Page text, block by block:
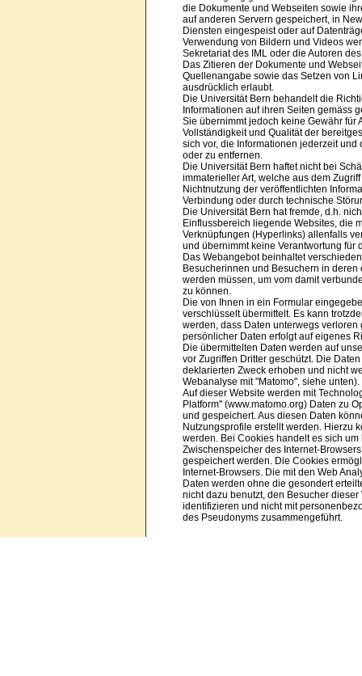
die Dokumente und Webseiten sowie
auf anderen Servern gespeichert, in
Diensten eingespeist oder auf
Verwendung von Bildern und Videos
Sekretariat des IML oder die Autoren
Das Zitieren der Dokumente und
Quellenangabe sowie das Setzen von
ausdrücklich erlaubt.
Die Universität Bern behandelt die
Informationen auf ihren Seiten gemäss
Sie übernimmt jedoch keine Gewähr für
Vollständigkeit und Qualität der
sich vor, die Informationen jederzeit
oder zu entfernen.
Die Universität Bern haftet nicht bei
immaterieller Art, welche aus dem
Nichtnutzung der veröffentlichten
Verbindung oder durch technische
Die Universität Bern hat fremde, d.h.
Einflussbereich liegende Websites, die
Verknüpfungen (Hyperlinks) allenfalls
und übernimmt keine Verantwortung für
Das Webangebot beinhaltet
Besucherinnen und Besuchern in
werden müssen, um vom damit
zu können.
Die von Ihnen in ein Formular
verschlüsselt übermittelt. Es kann
werden, dass Daten unterwegs
persönlicher Daten erfolgt auf eigenes
Die übermittelten Daten werden auf
vor Zugriffen Dritter geschützt. Die
deklarierten Zweck erhoben und nicht
Webanalyse mit "Matomo", siehe unten).
Auf dieser Website werden mit
Platform" (www.matomo.org) Daten zu
und gespeichert. Aus diesen Daten
Nutzungsprofile erstellt werden. Hierzu
werden. Bei Cookies handelt es sich
Zwischenspeicher des Internet-
gespeichert werden. Die Cookies
Internet-Browsers. Die mit den Web
Daten werden ohne die gesondert
nicht dazu benutzt, den Besucher
identifizieren und nicht mit
des Pseudonyms zusammengeführt.